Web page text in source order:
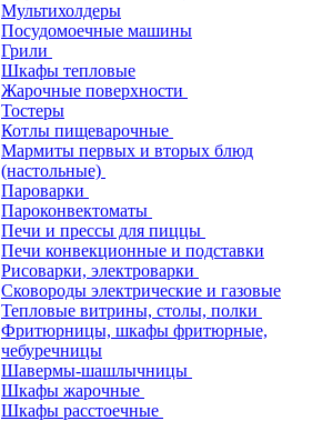
Мультихолдеры
Посудомоечные машины
Грили
Шкафы тепловые
Жарочные поверхности
Тостеры
Котлы пищеварочные
Мармиты первых и вторых блюд
(настольные)
Пароварки
Пароконвектоматы
Печи и прессы для пиццы
Печи конвекционные и подставки
Рисоварки, электроварки
Сковороды электрические и газовые
Тепловые витрины, столы, полки
Фритюрницы, шкафы фритюрные,
чебуречницы
Шавермы-шашлычницы
Шкафы жарочные
Шкафы расстоечные